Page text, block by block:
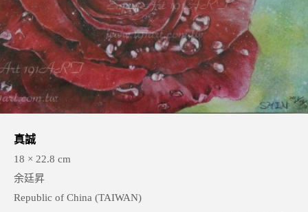
真誠
18 × 22.8 cm
余廷昇
Republic of China (TAIWAN)